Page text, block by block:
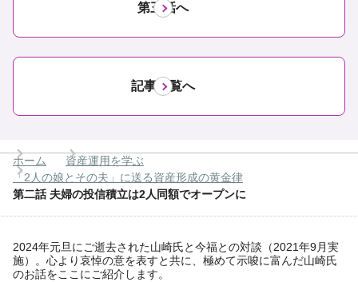
第三話へ
記事一覧へ
ホーム
資産運用を学ぶ
「2人の娘とその夫」に送る資産形成の黄金律
第二話 夫婦の投信積立は2人同額でオープンに
2024年元旦にご逝去された山崎氏と今福との対談（2021年9月実
施）。心より哀悼の意を表すと共に、極めて示唆に富んだ山崎氏
のお話をここにご紹介します。